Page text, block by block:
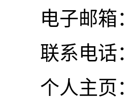
电子邮箱
联系电话
个人主页